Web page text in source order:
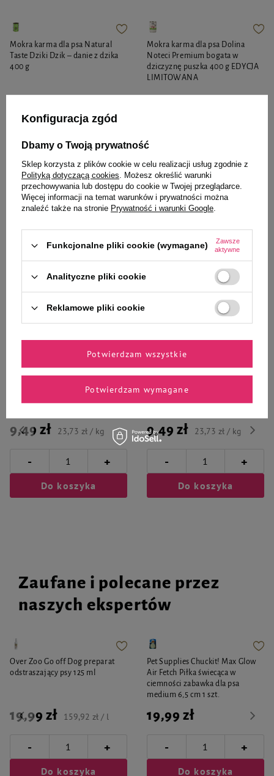
Mokra karma dla psa Natural
Taste Dziki Dzik – danie z dzika
400 g
8,99 zł 22,48 zł / kg
- +
Do koszyka
Mokra karma dla psa Dolina
Noteci Premium bogata w
dziczyznę puszka 400 g EDYCJA
LIMITOWANA
Najniższa cena z 30 dni przed
obniżką
-
Do koszyka
Wybrane specjalnie dla
Ciebie i Twojego czworonoga
Mokra karma dla psa Piper Pure
wołowina z ryżem brązowym
9,49 zł 23,73 zł / kg
- +
Do koszyka
Mokra karma dla psa Piper Pure
jagnięcina ze szpinakiem dla psa
9,49 zł 23,73 zł / kg
- +
Do koszyka
Zaufane i polecane przez
naszych ekspertów
Over Zoo Go off Dog preparat
odstraszający psy 125 ml
19,99 zł 159,92 zł / l
- +
Do koszyka
Pet Supplies Chuckit! Max Glow
Air Fetch Piłka świecąca w
ciemności zabawka dla psa
medium 6,5 cm 1 szt.
19,99 zł
- +
Do koszyka
Konfiguracja zgód
Dbamy o Twoją prywatność
Sklep korzysta z plików cookie w celu realizacji usług zgodnie z
Polityką dotyczącą cookies. Możesz określić warunki
przechowywania lub dostępu do cookie w Twojej przeglądarce.
Więcej informacji na temat warunków i prywatności można
znaleźć także na stronie Prywatność i warunki Google.
Funkcjonalne pliki cookie (wymagane)
Zawsze
aktywne
Analityczne pliki cookie
Reklamowe pliki cookie
Potwierdzam wymagane
Potwierdzam wszystkie